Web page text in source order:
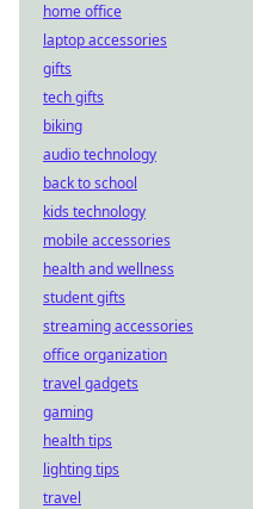
home office
laptop accessories
gifts
tech gifts
biking
audio technology
back to school
kids technology
mobile accessories
health and wellness
student gifts
streaming accessories
office organization
travel gadgets
gaming
health tips
lighting tips
travel